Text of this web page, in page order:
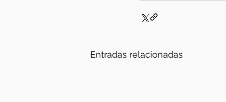
Entradas relacionadas